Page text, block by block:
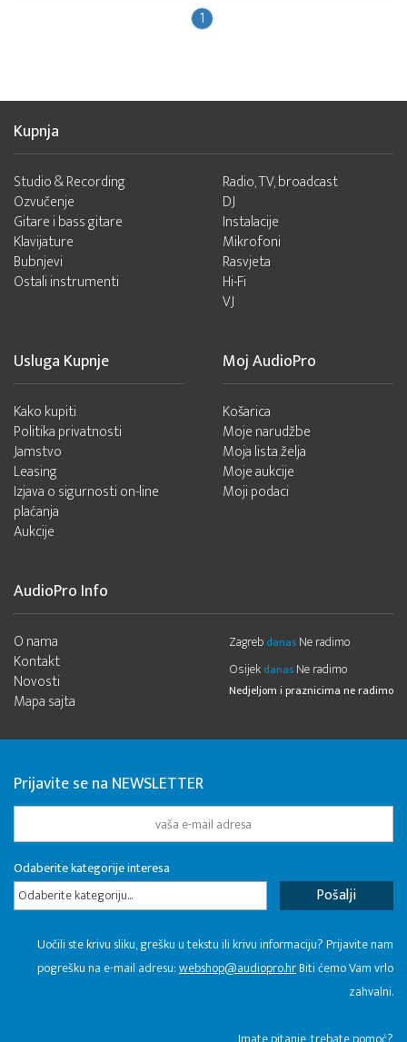
1
Kupnja
Studio & Recording
Ozvučenje
Gitare i bass gitare
Klavijature
Bubnjevi
Ostali instrumenti
Radio, TV, broadcast
DJ
Instalacije
Mikrofoni
Rasvjeta
Hi-Fi
VJ
Usluga Kupnje
Kako kupiti
Politika privatnosti
Jamstvo
Leasing
Izjava o sigurnosti on-line
plaćanja
Aukcije
Moj AudioPro
Košarica
Moje narudžbe
Moja lista želja
Moje aukcije
Moji podaci
AudioPro Info
O nama
Kontakt
Novosti
Mapa sajta
Zagreb danas Ne radimo
Osijek danas Ne radimo
Nedjeljom i praznicima ne radimo
Prijavite se na NEWSLETTER
Odaberite kategorije interesa
Odaberite kategoriju...
Uočili ste krivu sliku, grešku u tekstu ili krivu informaciju? Prijavite nam
pogrešku na e-mail adresu:webshop@audiopro.hrBiti ćemo Vam vrlo
zahvalni.